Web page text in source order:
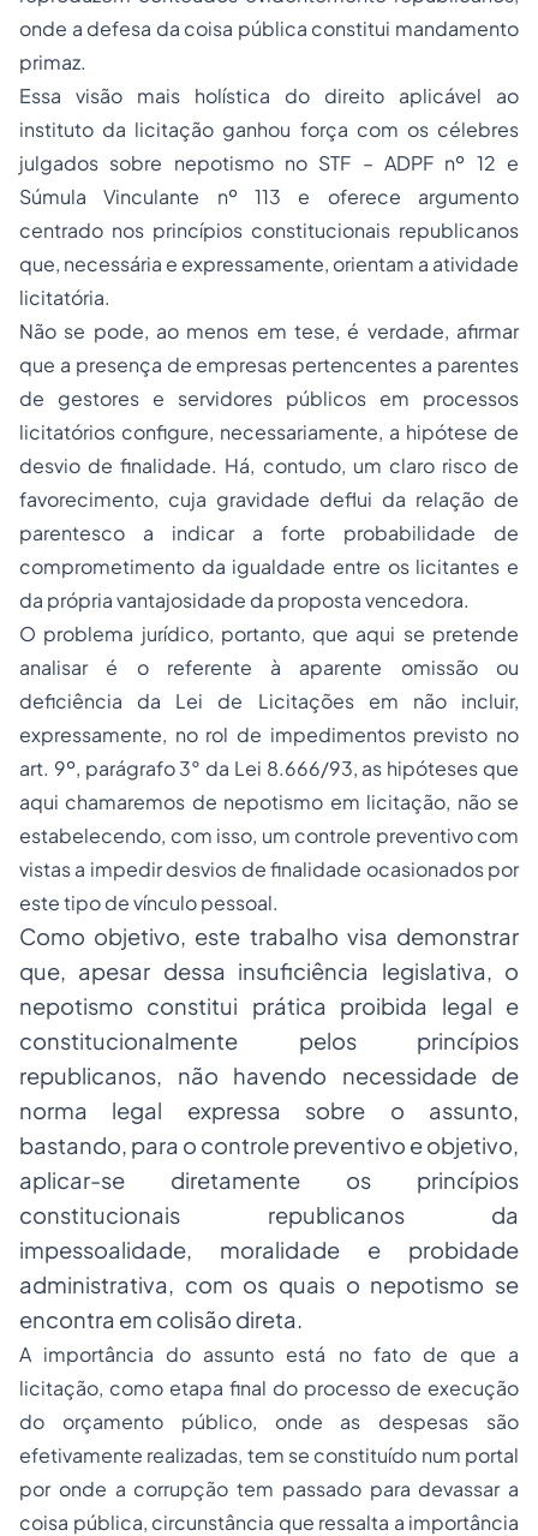
onde a defesa da coisa pública constitui mandamento
primaz.
Essa visão mais holística do direito aplicável ao
instituto da licitação ganhou força com os célebres
julgados sobre nepotismo no STF – ADPF nº 12 e
Súmula Vinculante nº 113 e oferece argumento
centrado nos princípios constitucionais republicanos
que, necessária e expressamente, orientam a atividade
licitatória.
Não se pode, ao menos em tese, é verdade, afirmar
que a presença de empresas pertencentes a parentes
de gestores e servidores públicos em processos
licitatórios configure, necessariamente, a hipótese de
desvio de finalidade. Há, contudo, um claro risco de
favorecimento, cuja gravidade deflui da relação de
parentesco a indicar a forte probabilidade de
comprometimento da igualdade entre os licitantes e
da própria vantajosidade da proposta vencedora.
O problema jurídico, portanto, que aqui se pretende
analisar é o referente à aparente omissão ou
deficiência da Lei de Licitações em não incluir,
expressamente, no rol de impedimentos previsto no
art. 9º, parágrafo 3° da Lei 8.666/93, as hipóteses que
aqui chamaremos de nepotismo em licitação, não se
estabelecendo, com isso, um controle preventivo com
vistas a impedir desvios de finalidade ocasionados por
este tipo de vínculo pessoal.
Como objetivo, este trabalho visa demonstrar
que, apesar dessa insuficiência legislativa, o
nepotismo constitui prática proibida legal e
constitucionalmente pelos princípios
republicanos, não havendo necessidade de
norma legal expressa sobre o assunto,
bastando, para o controle preventivo e objetivo,
aplicar-se diretamente os princípios
constitucionais republicanos da
impessoalidade, moralidade e probidade
administrativa, com os quais o nepotismo se
encontra em colisão direta.
A importância do assunto está no fato de que a
licitação, como etapa final do processo de execução
do orçamentopúblico, onde as despesas são
efetivamente realizadas, tem se constituído num portal
por onde a corrupção tem passado para devassar a
coisa pública, circunstância que ressalta a importância